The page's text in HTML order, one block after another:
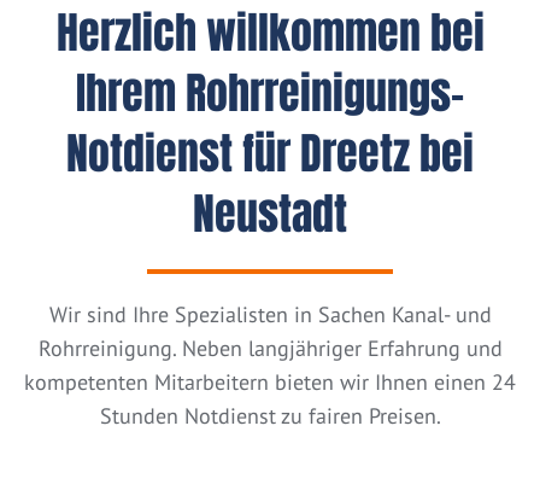
Herzlich willkommen bei
Ihrem Rohrreinigungs-
Notdienst für Dreetz bei
Neustadt
Wir sind Ihre Spezialisten in Sachen Kanal- und
Rohrreinigung. Neben langjähriger Erfahrung und
kompetenten Mitarbeitern bieten wir Ihnen einen 24
Stunden Notdienst zu fairen Preisen.